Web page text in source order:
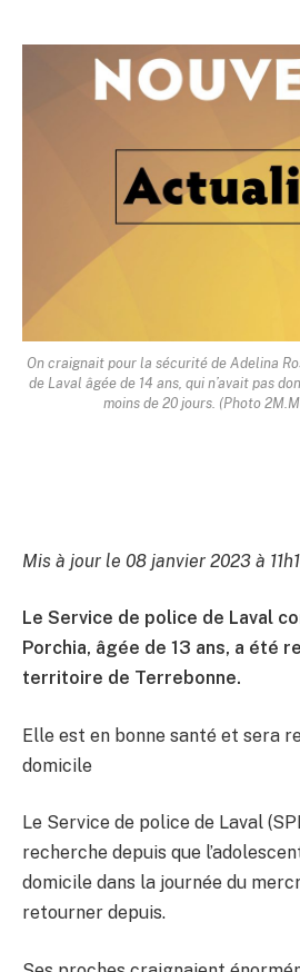
On craignait pour la sécurité de Adelina
de Laval âgée de 14 ans, qui n’avait pas
moins de 20 jours. (Photo
Mis à jour le 08 janvier 2023 à
Le Service de police de Laval
Porchia, âgée de 13 ans, a été
territoire de Terrebonne.
Elle est en bonne santé et sera
domicile
Le Service de police de Laval
recherche depuis que
domicile dans la journée du
retourner depuis.